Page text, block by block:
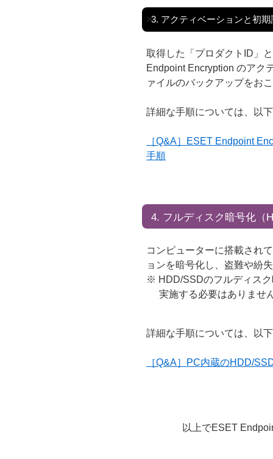
>3. アクティベーションと初
取得した「プロダクトID」
Endpoint Encryption のアク
ァイルのバックアップをお
詳細な手順については、以
［Q&A］ESET Endpoint
手順
4. フルディスク暗号化（
コンピューターに搭載され
ョンを暗号化し、盗難や紛
※ HDD/SSDのフルディス
実施する必要はありませ
詳細な手順については、以
［Q&A］PC内蔵のHDD/
以上でESET